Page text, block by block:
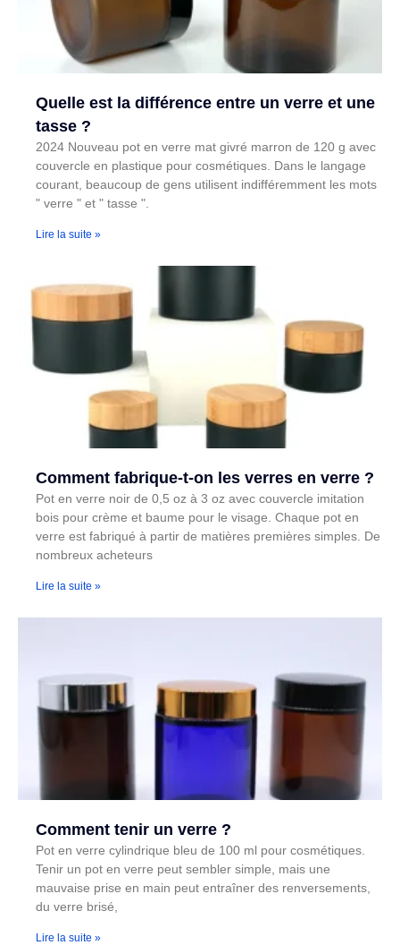
Quelle est la différence entre un verre et une
tasse ?
2024 Nouveau pot en verre mat givré marron de 120 g avec
couvercle en plastique pour cosmétiques. Dans le langage
courant, beaucoup de gens utilisent indifféremment les mots
" verre " et " tasse ".
Lire la suite »
Comment fabrique-t-on les verres en verre ?
Pot en verre noir de 0,5 oz à 3 oz avec couvercle imitation
bois pour crème et baume pour le visage. Chaque pot en
verre est fabriqué à partir de matières premières simples. De
nombreux acheteurs
Lire la suite »
Comment tenir un verre ?
Pot en verre cylindrique bleu de 100 ml pour cosmétiques.
Tenir un pot en verre peut sembler simple, mais une
mauvaise prise en main peut entraîner des renversements,
du verre brisé,
Lire la suite »